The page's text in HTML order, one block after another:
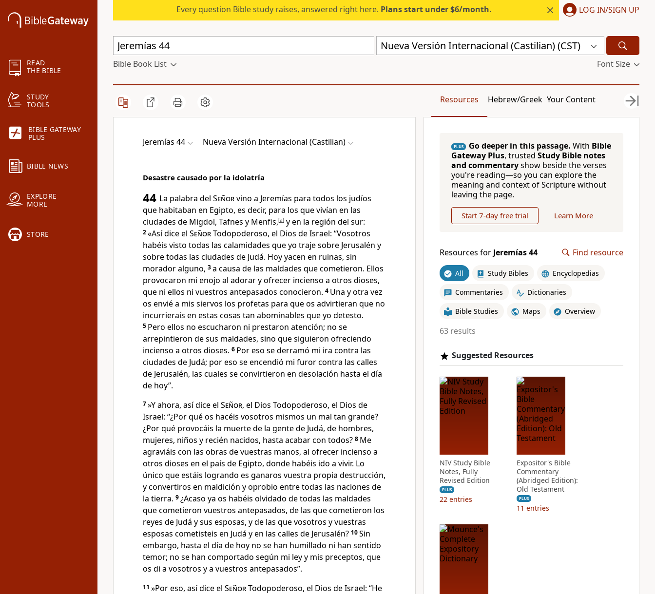
READ
THE BIBLE
STUDY
TOOLS
BIBLE GATEWAY
PLUS
BIBLE NEWS
EXPLORE
MORE
STORE
Every question Bible study raises, answered right here. Plans start under $6/month. LOG IN/SIGN UP
Nueva Versión Internacional (Castilian) (CST)
Bible Book List Font Size
Resources Hebrew/Greek Your Content
Jeremías 44 Nueva Versión Internacional (Castilian)
Desastre causado por la idolatría
44 La palabra del Señorvino a Jeremías para todos los judíos
que habitaban en Egipto, es decir, para los que vivían en las
ciudades de Migdol, Tafnes y Menfis,[a] y en la región del sur:
2«Así dice el SeñorTodopoderoso, el Dios de Israel: “Vosotros
habéis visto todas las calamidades que yo traje sobre Jerusalén y
sobre todas las ciudades de Judá. Hoy yacen en ruinas, sin
morador alguno, 3a causa de las maldades que cometieron. Ellos
provocaron mi enojo al adorar y ofrecer incienso a otros dioses,
que ni ellos ni vuestros antepasados conocieron. 4 Una y otra vez
os envié a mis siervos los profetas para que os advirtieran que no
incurrierais en estas cosas tan abominables que yo detesto.
5 Pero ellos no escucharon ni prestaron atención; no se
arrepintieron de sus maldades, sino que siguieron ofreciendo
incienso a otros dioses. 6 Por eso se derramó mi ira contra las
ciudades de Judá; por eso se encendió mi furor contra las calles
de Jerusalén, las cuales se convirtieron en desolación hasta el día
de hoy”.
7»Y ahora, así dice el Señor, el Dios Todopoderoso, el Dios de
Israel: “¿Por qué os hacéis vosotros mismos un mal tan grande?
¿Por qué provocáis la muerte de la gente de Judá, de hombres,
mujeres, niños y recién nacidos, hasta acabar con todos? 8 Me
agraviáis con las obras de vuestras manos, al ofrecer incienso a
otros dioses en el país de Egipto, donde habéis ido a vivir. Lo
único que estáis logrando es ganaros vuestra propia destrucción,
y convertiros en maldición y oprobio entre todas las naciones de
la tierra. 9¿Acaso ya os habéis olvidado de todas las maldades
que cometieron vuestros antepasados, de las que cometieron los
reyes de Judá y sus esposas, y de las que vosotros y vuestras
esposas cometisteis en Judá y en las calles de Jerusalén? 10Sin
embargo, hasta el día de hoy no se han humillado ni han sentido
temor; no se han comportado según mi ley y mis preceptos, que
os di a vosotros y a vuestros antepasados”.
11 »Por eso, así dice el SeñorTodopoderoso, el Dios de Israel: “He
PLUS Go deeper in this passage. With Bible
Gateway Plus, trusted Study Bible notes
and commentaryshow beside the verses
you're reading—so you can explore the
meaning and context of Scripture without
leaving the page.
Start 7-day free trial Learn More
Resources for Jeremías 44 Find resource
All Study Bibles Encyclopedias
Commentaries Dictionaries
Bible Studies Maps Overview
63 results
Suggested Resources
NIV Study Bible
Notes, Fully
Revised Edition
PLUS
22 entries
Expositor's Bible
Commentary
(Abridged Edition):
Old Testament
PLUS
11 entries